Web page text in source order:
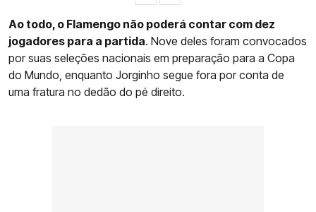
Ao todo, o Flamengo não poderá contar com dez
jogadores para a partida. Nove deles foram convocados
por suas seleções nacionais em preparação para a Copa
do Mundo, enquanto Jorginho segue fora por conta de
uma fratura no dedão do pé direito.